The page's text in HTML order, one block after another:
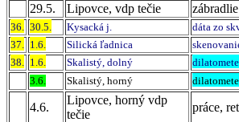
29.5. Lipovce, vdp tečie
36.
30.5. Kysacká j. dáta zo
37.
1.6. Silická ľadnica
38.
1.6. Skalistý, dolný
3.6.
Skalistý, horný
4.6.
Lipovce, horný vdp
tečie
práce,